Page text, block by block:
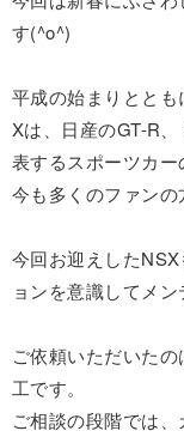
す(^o^)
平成の始まりとと
Xは、日産のGT-R
表するスポーツカー
今も多くのファンの
今回お迎えした
ョンを意識してメン
ご依頼いただいた
工です。
ご相談の段階では